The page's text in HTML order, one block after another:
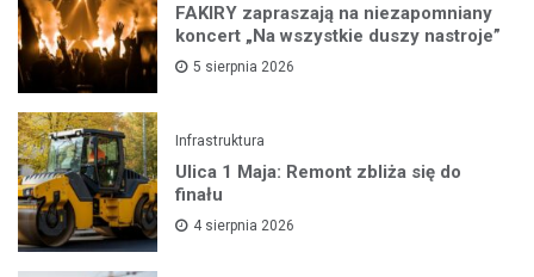
FAKIRY zapraszają na niezapomniany
koncert „Na wszystkie duszy nastroje”
5 sierpnia 2026
Infrastruktura
Ulica 1 Maja: Remont zbliża się do
finału
4 sierpnia 2026